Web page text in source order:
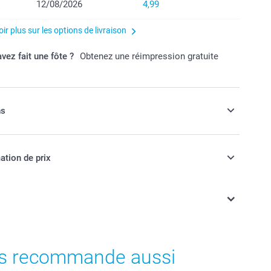
12/08/2026 4,99
plus sur les options de livraison
fait une fôte ? Obtenez une réimpression gratuite
votre coque avec un cordon de téléphone
des options
réglable en longueur
de prix
en EURO (€), TVA incluse et hors frais de port.
recommande aussi